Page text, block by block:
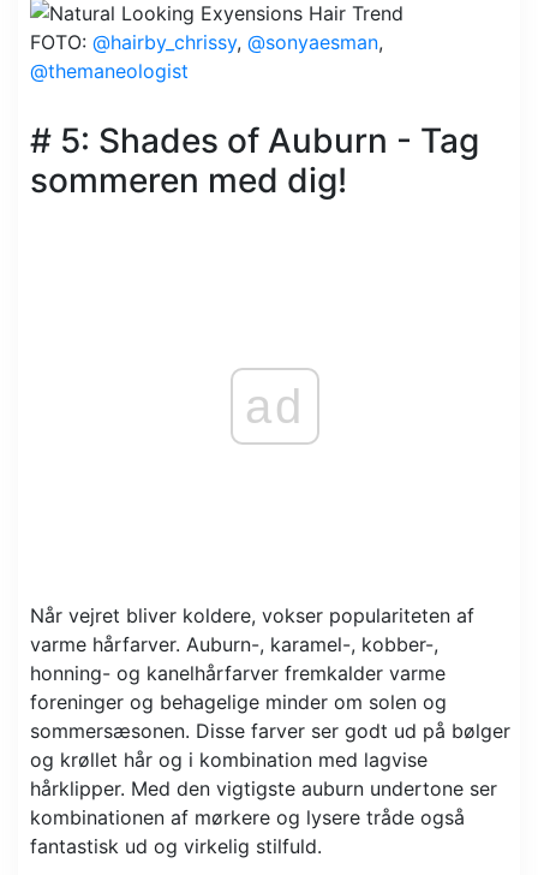
FOTO: @hairby_chrissy, @sonyaesman,
@themaneologist
# 5: Shades of Auburn - Tag
sommeren med dig!
ad
Når vejret bliver koldere, vokser populariteten af ​​
varme hårfarver. Auburn-, karamel-, kobber-,
honning- og kanelhårfarver fremkalder varme
foreninger og behagelige minder om solen og
sommersæsonen. Disse farver ser godt ud på bølger
og krøllet hår og i kombination med lagvise
hårklipper. Med den vigtigste auburn undertone ser
kombinationen af ​​mørkere og lysere tråde også
fantastisk ud og virkelig stilfuld.